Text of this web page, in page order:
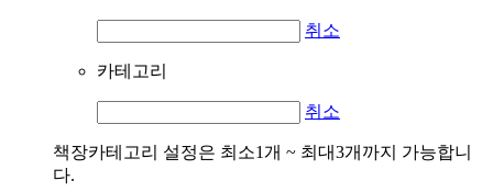
취소
카테고리
취소
책장카테고리 설정은 최소1개 ~ 최대3개까지 가능합니
다.